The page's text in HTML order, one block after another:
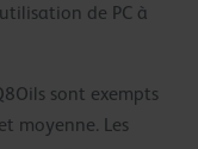
de PC à
sont exempts
moyenne. Les